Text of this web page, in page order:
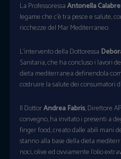
La ProfessoressaAntonella
legame che c’è tra pesce e salute,
ricchezze del Mar Mediterraneo.
L’intervento della Dottoressa
Sanitaria, che ha concluso i lavori
dieta mediterranea definendola
costruire la salute dei consumatori
Il DottorAndrea Fabris, Direttore
convegno, ha invitato i presenti a
finger food, creato dalle abili mani
stanno alla base della dieta
noci, olive ed ovviamente l’olio